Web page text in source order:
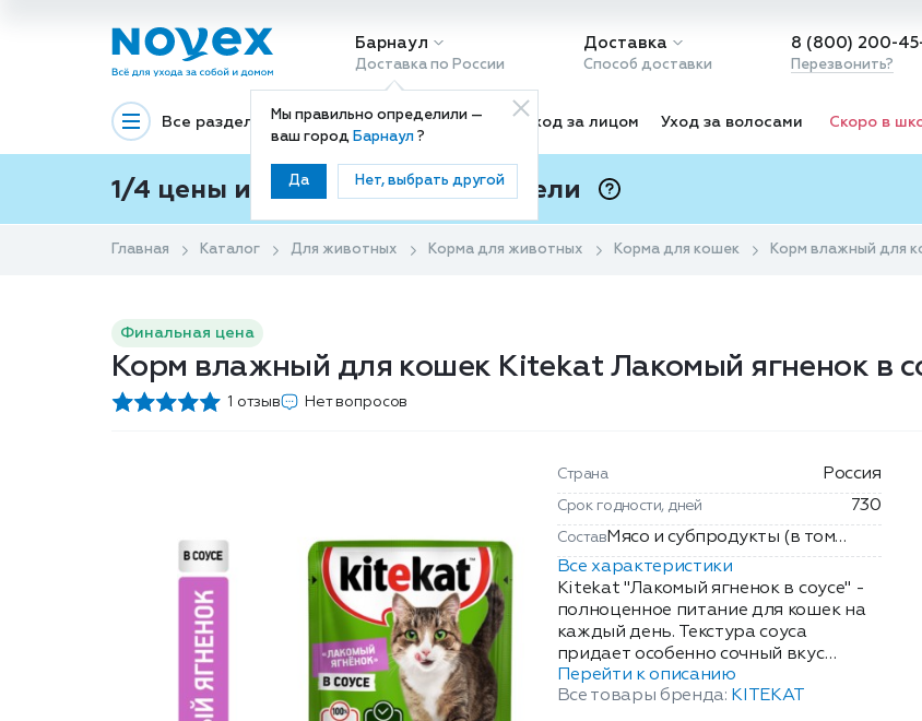
Барнаул
Доставка по России
Мы правильно определили —
ваш город Барнаул?
Да Нет, выбрать другой
Доставка
Способ доставки
8 (800) 200-
Перезвонить?
Все разделы Декоративная косметика Уход за лицом Уход за волосами Скоро в
1/4 цены и покупки ваши с Подели
Главная Каталог Для животных Корма для животных Корма для кошек Корм влажный для
Финальная цена
Корм влажный для кошек Kitekat Лакомый ягненок в
1 отзыв Нет вопросов
Страна Россия
Срок годности, дней 730
Состав Мясо и субпродукты (в том
числе ягнёнок), продукты
животного происхождения,
продукты растительного
происхождения, минеральные
вещества, аминокислоты (в том
числе таурин), сахара,
витамины, загустители,
Все характеристики
Kitekat "Лакомый ягненок в соусе" -
полноценное питание для кошек на
каждый день. Текстура соуса
придает особенно сочный вкус
кусочкам ягненка. Корм Kitekat
создан из высококачественных
Перейти к описанию
Все товары бренда: KITEKAT